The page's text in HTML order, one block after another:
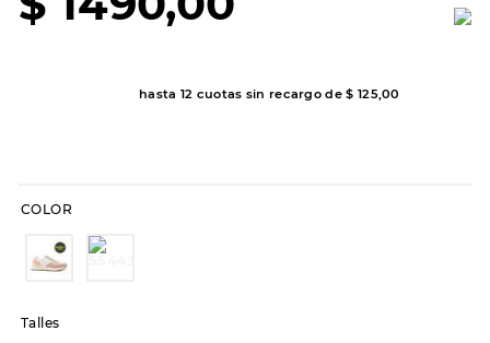
hasta 12 cuotas sin recargo de$ 125,00
COLOR
Talles